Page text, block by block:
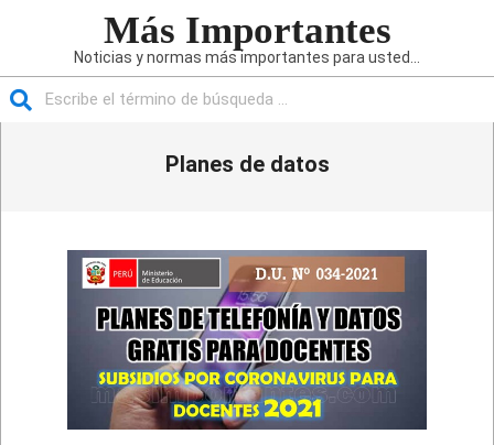
Más Importantes
Noticias y normas más importantes para usted...
Planes de datos